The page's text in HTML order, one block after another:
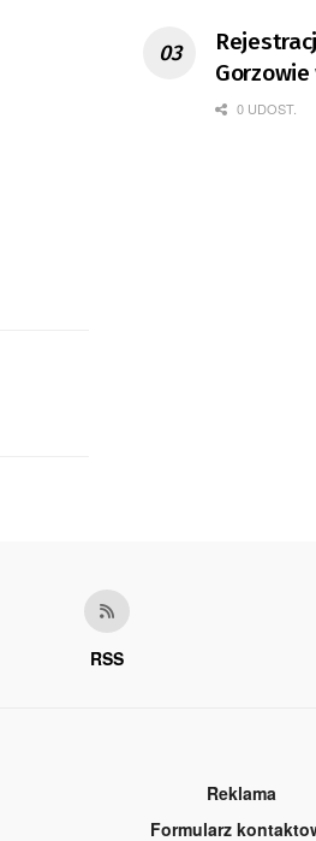
0 UDOST.
RSS
Reklama
Formularz